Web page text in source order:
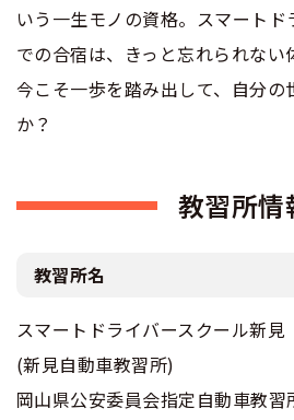
いう一生モノの資格。スマート
での合宿は、きっと忘れられない
今こそ一歩を踏み出して、自分の
か？
教習所情
教習所名
スマートドライバースクール新見
(新見自動車教習所)
岡山県公安委員会指定自動車教習